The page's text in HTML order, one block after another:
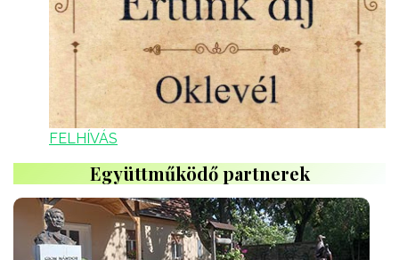
FELHÍVÁS
Együttműködő partnerek